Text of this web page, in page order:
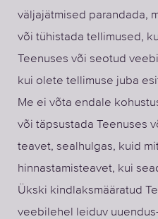
väljajätmised parandada,
või tühistada tellimused,
Teenuses või seotud
kui olete tellimuse juba
Me ei võta endale
või täpsustada Teenuses
teavet, sealhulgas, kuid
hinnastamisteavet, kui
Ükski kindlaksmääratud
veebilehel leiduv